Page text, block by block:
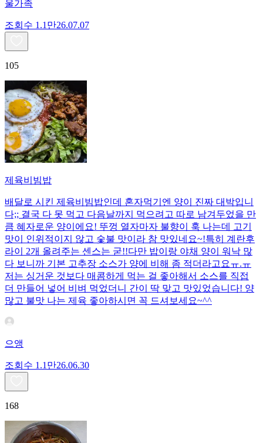
울가족
조회수 1.1만26.07.07
105
제육비빔밥
배달로 시킨 제육비빔밥인데 혼자먹기엔 양이 진짜 대박입니
다;; 결국 다 못 먹고 다음날까지 먹으려고 따로 남겨두었을 만
큼 혜자로운 양이에요! 뚜껑 열자마자 불향이 훅 나는데 고기
맛이 인위적이지 않고 숯불 맛이라 참 맛있네요~!특히 계란후
라이 2개 올려주는 센스는 굳!! ​다만 밥이랑 야채 양이 워낙 많
다 보니까 기본 고추장 소스가 양에 비해 좀 적더라고요ㅠ.ㅠ
저는 싱거운 것보다 매콤하게 먹는 걸 좋아해서 소스를 직접
더 만들어 넣어 비벼 먹었더니 간이 딱 맞고 맛있었습니다! 양
많고 불맛 나는 제육 좋아하시면 꼭 드셔보세요~^^
으앵
조회수 1.1만26.06.30
168